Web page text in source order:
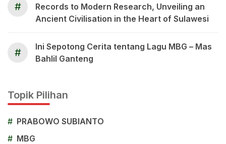
#
Records to Modern Research, Unveiling an
Ancient Civilisation in the Heart of Sulawesi
#
Ini Sepotong Cerita tentang Lagu MBG – Mas
Bahlil Ganteng
Topik Pilihan
# PRABOWO SUBIANTO
# MBG